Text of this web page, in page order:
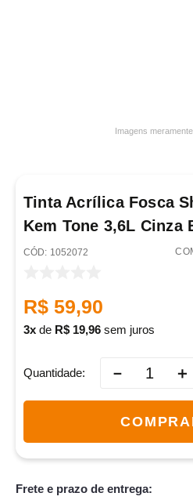
Imagens
Tinta Acrílica Fosca
Kem Tone 3,6L Cinza
: 1052072
R$ 59,90
3 de R$ 19,96 sem juros
Quantidade ＋
－
Frete e prazo de entrega: